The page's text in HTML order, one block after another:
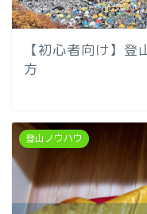
【初心者向け】
方
登山ノウハウ